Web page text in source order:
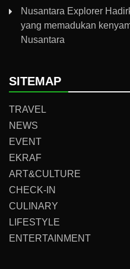
Nusantara Explorer
yang memadukan
Nusantara
SITEMAP
TRAVEL
NEWS
EVENT
EKRAF
ART&CULTURE
CHECK-IN
CULINARY
LIFESTYLE
ENTERTAINMENT